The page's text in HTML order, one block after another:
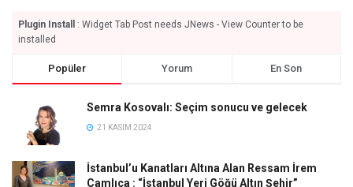
Plugin Install
: Widget Tab Post needs JNews - View Counter to be
installed
Popüler Yorum En Son
Semra Kosovalı: Seçim sonucu ve gelecek
21 KASIM 2024
İstanbul’u Kanatları Altına Alan Ressam İrem
Çamlıca : “İstanbul Yeri Göğü Altın Şehir”